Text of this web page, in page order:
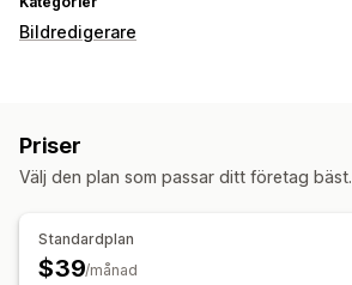
Bildredigerare
Priser
Välj den plan som passar ditt företag bäst.
Standardplan
$39/månad